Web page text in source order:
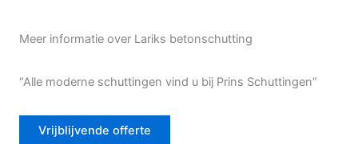
Meer informatie over Lariks betonschutting
“Alle moderne schuttingen vind u bij Prins Schuttingen”
Vrijblijvende offerte